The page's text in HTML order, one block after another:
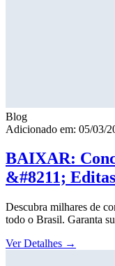
Blog
Adicionado em: 05/03/
BAIXAR:
&#8211;
Descubra milhares de
todo o Brasil. Garanta
Ver Detalhes →